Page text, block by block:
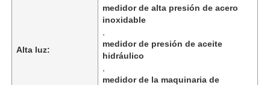
Alta luz:
medidor de alta presión de acero
inoxidable
medidor de presión de aceite
hidráulico
medidor de la maquinaria de